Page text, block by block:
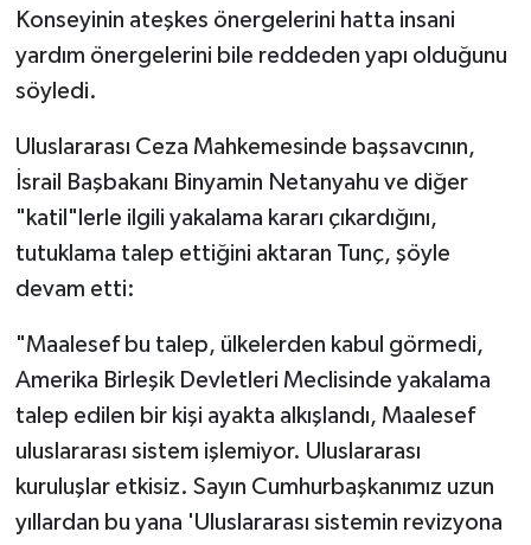
Konseyinin ateşkes önergelerini hatta insani
yardım önergelerini bile reddeden yapı olduğunu
söyledi.
Uluslararası Ceza Mahkemesinde başsavcının,
İsrail Başbakanı Binyamin Netanyahu ve diğer
"katil"lerle ilgili yakalama kararı çıkardığını,
tutuklama talep ettiğini aktaran Tunç, şöyle
devam etti:
"Maalesef bu talep, ülkelerden kabul görmedi,
Amerika Birleşik Devletleri Meclisinde yakalama
talep edilen bir kişi ayakta alkışlandı, Maalesef
uluslararası sistem işlemiyor. Uluslararası
kuruluşlar etkisiz. Sayın Cumhurbaşkanımız uzun
yıllardan bu yana 'Uluslararası sistemin revizyona